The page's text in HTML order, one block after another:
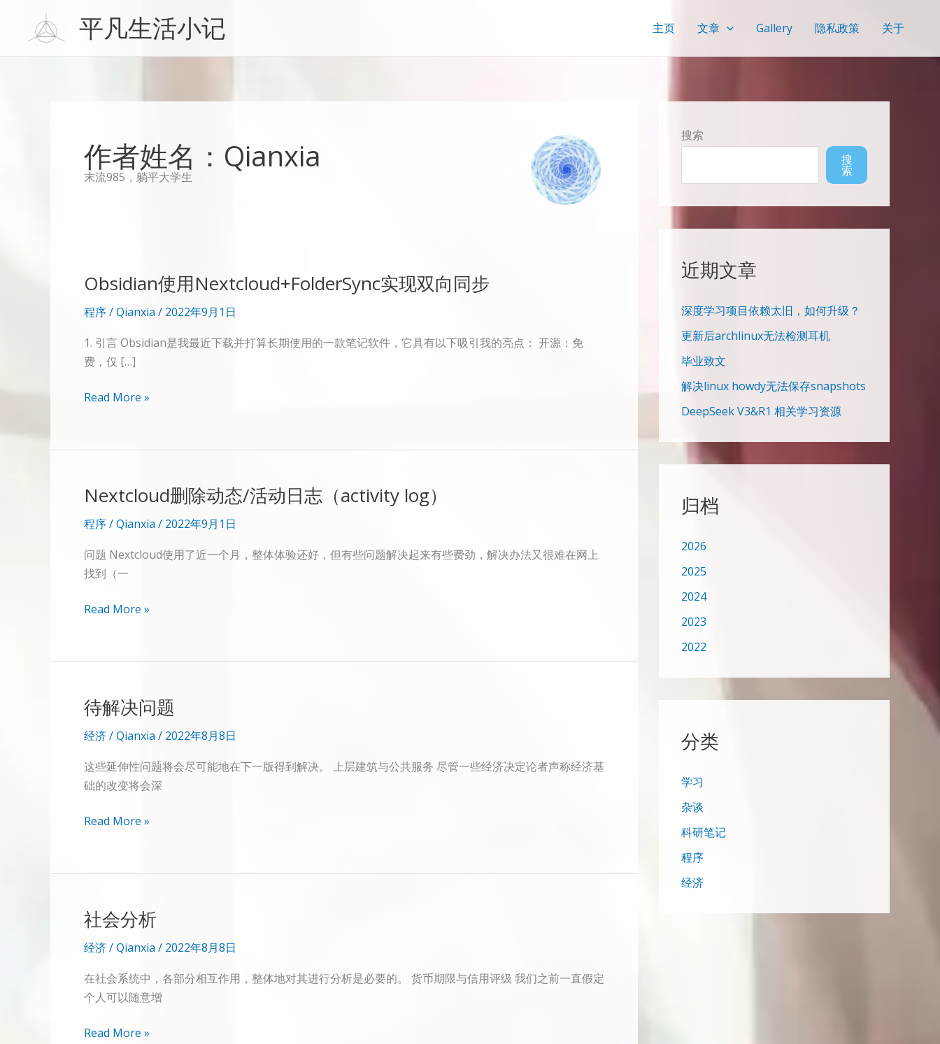
平凡生活小记 主页 文章 Gallery 隐私政策 关于
作者姓名：Qianxia
末流985，躺平大学生
Obsidian使用Nextcloud+FolderSync实现双向同步
程序/Qianxia / 2022年9月1日
1. 引言 Obsidian是我最近下载并打算长期使用的一款笔记软件，它具有以下吸引我的亮点： 开源：免
费，仅 […]
Obsidian
Nextcloud+FolderSync
现
向
同
步
Read More »
Nextcloud删除动态/活动日志（activity log）
程序/Qianxia / 2022年9月1日
问题 Nextcloud使用了近一个月，整体体验还好，但有些问题解决起来有些费劲，解决办法又很难在网上
找到（一
Nextcloud
动
活
动
日
志
（activity
Read More »
待解决问题
经济/Qianxia / 2022年8月8日
这些延伸性问题将会尽可能地在下一版得到解决。 上层建筑与公共服务 尽管一些经济决定论者声称经济基
础的改变将会深
待
问
Read More »
社会分析
经济/Qianxia / 2022年8月8日
在社会系统中，各部分相互作用，整体地对其进行分析是必要的。 货币期限与信用评级 我们之前一直假定
个人可以随意增
社
Read More »
搜索
搜
索
近期文章
深度学习项目依赖太旧，如何升级？
更新后archlinux无法检测耳机
毕业致文
解决linux howdy无法保存snapshots
DeepSeek V3&R1 相关学习资源
归档
2026
2025
2024
2023
2022
分类
学习
杂谈
科研笔记
程序
经济